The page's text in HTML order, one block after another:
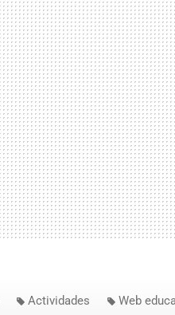
Actividades Web